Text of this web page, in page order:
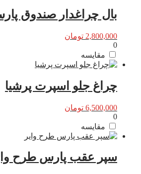
بال چراغدار صندوق
2,800,000 تومان
0
مقایسه
چراغ جلو اسپرت پرشیا
6,500,000 تومان
0
مقایسه
سپر عقب پارس طرح